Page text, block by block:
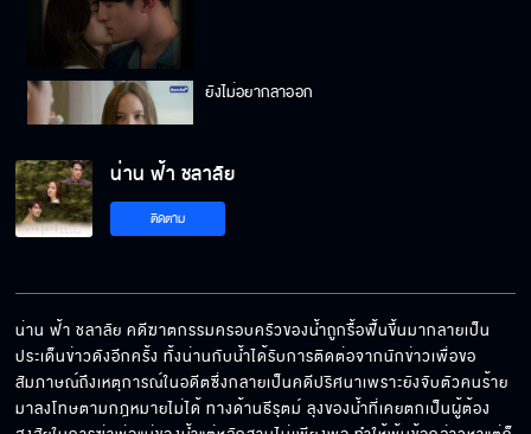
ยังไม่อยากลาออก
การนินทาผู้อื่นในไลน์กลุ่มถือว่ามีความผิดทาง
เพราะน้ำดื้อ เอาแต่ใจ วันหนึ่งพี่น่านอาจจะทิ้งน้ำ
น่าน ฟ้า ชลาลัย
ติดตาม
น่าน ฟ้า ชลาลัย คดีฆาตกรรมครอบครัวของน้ำถูกรื้อฟื้นขึ้นมากลายเป็น
ประเด็นข่าวดังอีกครั้ง ทั้งน่านกับน้ำได้รับการติดต่อจากนักข่าวเพื่อขอ
สัมภาษณ์ถึงเหตุการณ์ในอดีตซึ่งกลายเป็นคดีปริศนาเพราะยังจับตัวคนร้าย
มาลงโทษตามกฎหมายไม่ได้ ทางด้านธีรุตม์ ลุงของน้ำที่เคยตกเป็นผู้ต้อง